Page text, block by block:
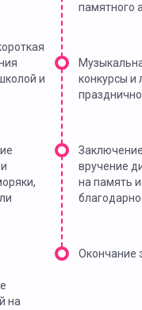
и
на
памятного
конкурсы и
вручение
на память
Окончание